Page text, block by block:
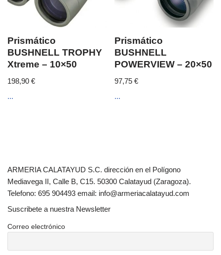
Prismático
BUSHNELL TROPHY
Xtreme – 10×50
198,90 €
...
Prismático
BUSHNELL
POWERVIEW – 20×50
97,75€
...
ARMERIA CALATAYUD S.C. dirección en el Polígono
Mediavega II, Calle B, C15. 50300 Calatayud (Zaragoza).
Telefono: 695 904493 email: info@armeriacalatayud.com
Suscribete a nuestra Newsletter
Correo electrónico